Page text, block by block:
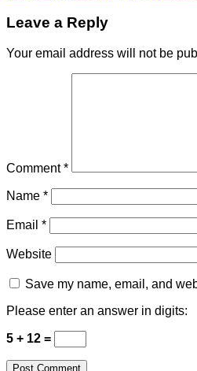
Leave a Reply
Your email address will not be
Comment*
Name *
Email *
Website
Save my name, email, and
Please enter an answer in digits:
5 + 12 =